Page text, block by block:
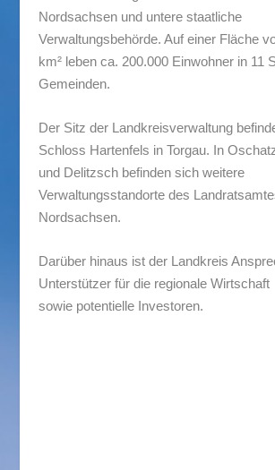
Nordsachsen und untere staatliche
Verwaltungsbehörde. Auf einer Fläche
km² leben ca. 200.000 Einwohner in 11
Gemeinden.
Der Sitz der Landkreisverwaltung
Schloss Hartenfels in Torgau. In
und Delitzsch befinden sich weitere
Verwaltungsstandorte des
Nordsachsen.
Darüber hinaus ist der Landkreis
Unterstützer für die regionale Wirtschaft
sowie potentielle Investoren.